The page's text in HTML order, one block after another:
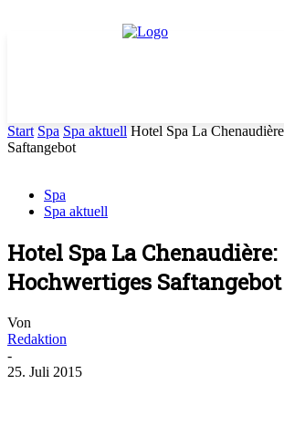
Start Spa Spa aktuell Hotel Spa La
Saftangebot
Spa
Spa aktuell
Hotel Spa La Chenaudière:
Hochwertiges Saftangebot
Von
Redaktion
-
25. Juli 2015